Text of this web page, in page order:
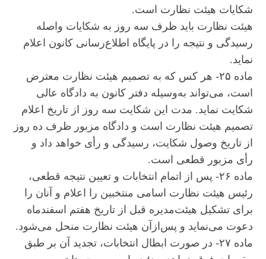
شکایات هیئت نظارت است.
هیئت نظارت باید ظرف سه روز به شکایات واصله
رسیدگی و نتیجه را در پایگاه اطلاع‌رسانی کانون اعلام
نماید.
ماده ۲۵- هر کس که به تصمیم هیئت نظارت معترض
است، می‌تواند به‌وسیله دفتر کانون به دادگاه عالی
شکایت نماید. مدت این شکایت سه روز از تاریخ اعلام
تصمیم هیئت نظارت است و دادگاه مزبور ظرف ده روز
از تاریخ وصول شکایت، رسیدگی و رأی خواهد داد و
رأی مزبور قطعی است.
ماده ۲۶- پس از اتمام انتخابات و تعیین نتیجه قطعی،
رئیس هیئت نظارت اسامی منتخبین را اعلام و آنان را
برای تشکیل هیئت‌مدیره قبل از تاریخ هفتم اسفندماه
دعوت می‌نماید و پس‌ازآن هیئت نظارت منحل می‌شود.
ماده ۲۷- در صورت ابطال انتخابات، تجدید آن بر طبق